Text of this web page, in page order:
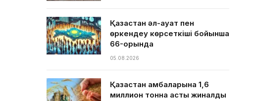
Қазақстан әл-ауқат пен
өркендеу көрсеткіші бойынша
66-орында
05.08.2026
Қазақстан қамбаларына 1,6
миллион тонна астық жиналды